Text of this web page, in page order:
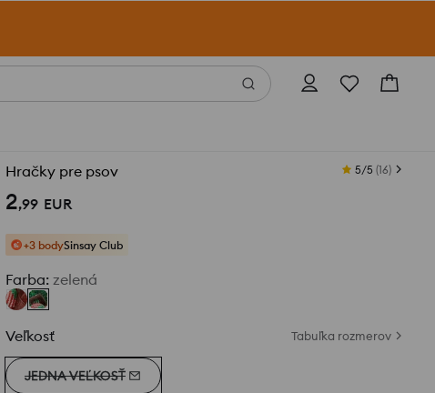
Hračky pre psov 5/5 (16)
2,99 EUR
+3 bodySinsay Club
Farba: zelená
Veľkosť Tabuľka rozmerov
JEDNA VEĽKOSŤ